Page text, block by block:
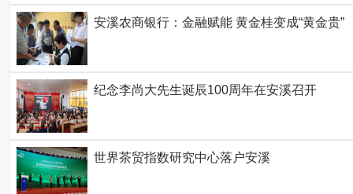
安溪农商银行：金融赋能 黄金桂变成“黄金贵”
纪念李尚大先生诞辰100周年在安溪召开
世界茶贸指数研究中心落户安溪